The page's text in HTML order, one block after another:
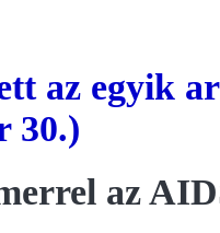
az egyik
30.)
az